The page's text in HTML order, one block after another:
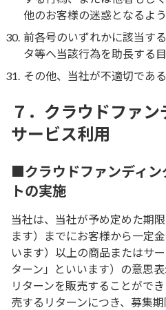
他のお客様の迷惑となるよ
前各号のいずれかに該当す
タ等へ当該行為を助長する
その他、当社が不適切であ
７．クラウドファ
サービス利用
■クラウドファンディン
トの実施
当社は、当社が予め定めた期
ます）までにお客様から一定
います）以上の商品またはサ
ターン」といいます）の意思
リターンを販売することがで
売するリターンにつき、募集